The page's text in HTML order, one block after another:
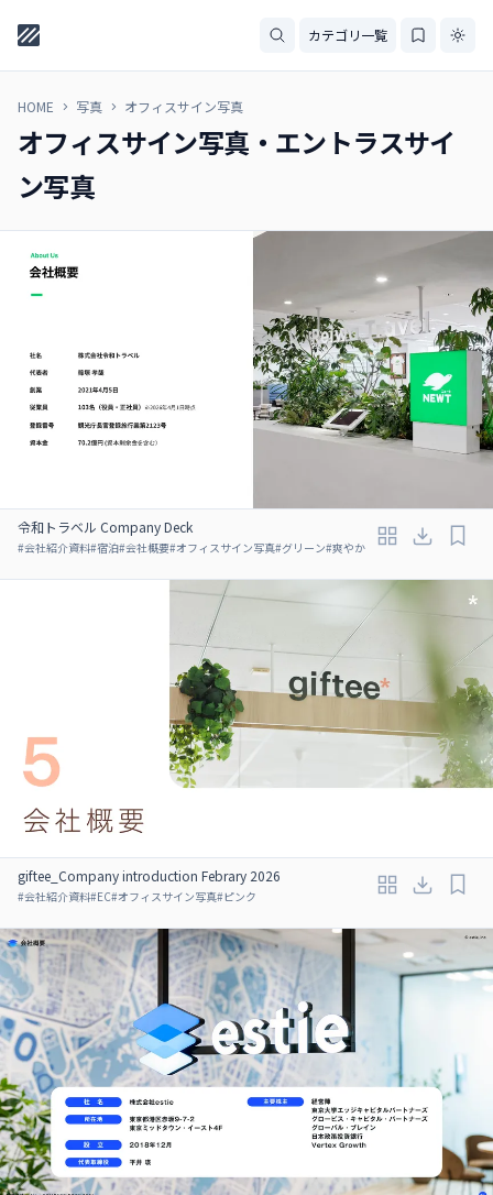
カテゴリ一覧
HOME 写真 オフィスサイン写真
オフィスサイン写真・エントラスサイ
ン写真
令和トラベル Company Deck
#会社紹介資料#宿泊#会社概要#オフィスサイン写真#グリーン#爽やか
giftee_Company introduction Febrary 2026
#会社紹介資料#EC#オフィスサイン写真#ピンク